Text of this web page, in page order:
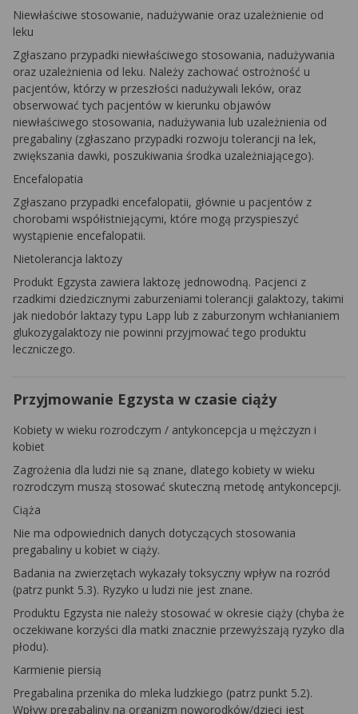
Niewłaściwe stosowanie, nadużywanie oraz uzależnienie od
leku
Zgłaszano przypadki niewłaściwego stosowania, nadużywania
oraz uzależnienia od leku. Należy zachować ostrożność u
pacjentów, którzy w przeszłości nadużywali leków, oraz
obserwować tych pacjentów w kierunku objawów
niewłaściwego stosowania, nadużywania lub uzależnienia od
pregabaliny (zgłaszano przypadki rozwoju tolerancji na lek,
zwiększania dawki, poszukiwania środka uzależniającego).
Encefalopatia
Zgłaszano przypadki encefalopatii, głównie u pacjentów z
chorobami współistniejącymi, które mogą przyspieszyć
wystąpienie encefalopatii.
Nietolerancja laktozy
Produkt Egzysta zawiera laktozę jednowodną. Pacjenci z
rzadkimi dziedzicznymi zaburzeniami tolerancji galaktozy, takimi
jak niedobór laktazy typu Lapp lub z zaburzonym wchłanianiem
glukozygalaktozy nie powinni przyjmować tego produktu
leczniczego.
Przyjmowanie Egzysta w czasie ciąży
Kobiety w wieku rozrodczym / antykoncepcja u mężczyzn i
kobiet
Zagrożenia dla ludzi nie są znane, dlatego kobiety w wieku
rozrodczym muszą stosować skuteczną metodę antykoncepcji.
Ciąża
Nie ma odpowiednich danych dotyczących stosowania
pregabaliny u kobiet w ciąży.
Badania na zwierzętach wykazały toksyczny wpływ na rozród
(patrz punkt 5.3). Ryzyko u ludzi nie jest znane.
Produktu Egzysta nie należy stosować w okresie ciąży (chyba że
oczekiwane korzyści dla matki znacznie przewyższają ryzyko dla
płodu).
Karmienie piersią
Pregabalina przenika do mleka ludzkiego (patrz punkt 5.2).
Wpływ pregabaliny na organizm noworodków/dzieci jest